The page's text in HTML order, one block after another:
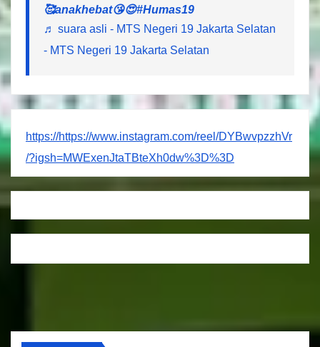
🥰anakhebat😘😍#Humas19
♬ suara asli - MTS Negeri 19 Jakarta Selatan
- MTS Negeri 19 Jakarta Selatan
https://https://www.instagram.com/reel/DYBwvpzzhVr
/?igsh=MWExenJtaTBteXh0dw%3D%3D